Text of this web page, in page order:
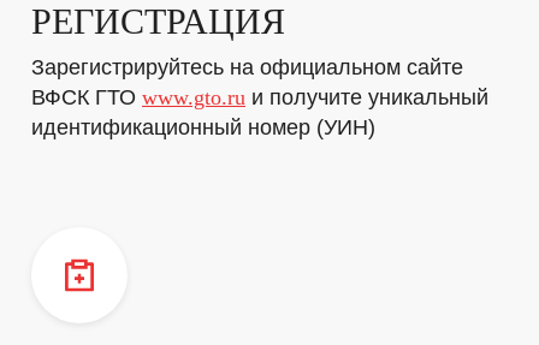
РЕГИСТРАЦИЯ
Зарегистрируйтесь на официальном сайте
ВФСК ГТО www.gto.ru и получите уникальный
идентификационный номер (УИН)